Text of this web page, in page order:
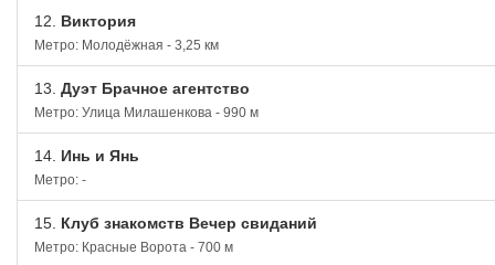
12. Виктория
Метро: Молодёжная - 3,25 км
13. Дуэт Брачное агентство
Метро: Улица Милашенкова - 990 м
14. Инь и Янь
Метро: -
15. Клуб знакомств Вечер свиданий
Метро: Красные Ворота - 700 м